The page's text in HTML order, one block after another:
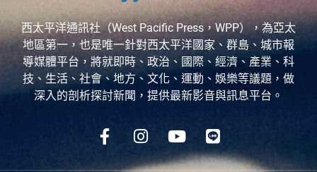
西太平洋通訊社（West Pacific Press，WPP），為亞太
地區第一，也是唯一針對西太平洋國家、群島、城市報
導媒體平台，將就即時、政治、國際、經濟、產業、科
技、生活、社會、地方、文化、運動、娛樂等議題，做
深入的剖析探討新聞，提供最新影音與訊息平台。